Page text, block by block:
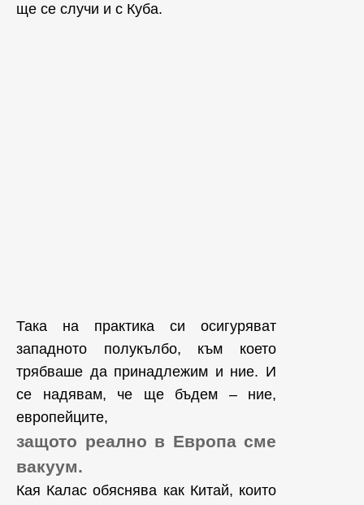
ще се случи и с Куба.
Така на практика си осигуряват
западното полукълбо, към което
трябваше да принадлежим и ние. И
се надявам, че ще бъдем – ние,
европейците,
защото реално в Европа сме
вакуум.
Кая Калас обяснява как Китай, които